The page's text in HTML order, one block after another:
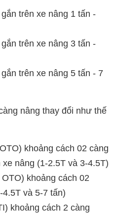
trên xe nâng 1 tấn -
trên xe nâng 3 tấn -
trên xe nâng 5 tấn - 7
nâng thay đổi như thế
khoảng cách 02 càng
nâng (1-2.5T và 3-4.5T)
khoảng cách 02
và 5-7 tấn)
khoảng cách 2 càng